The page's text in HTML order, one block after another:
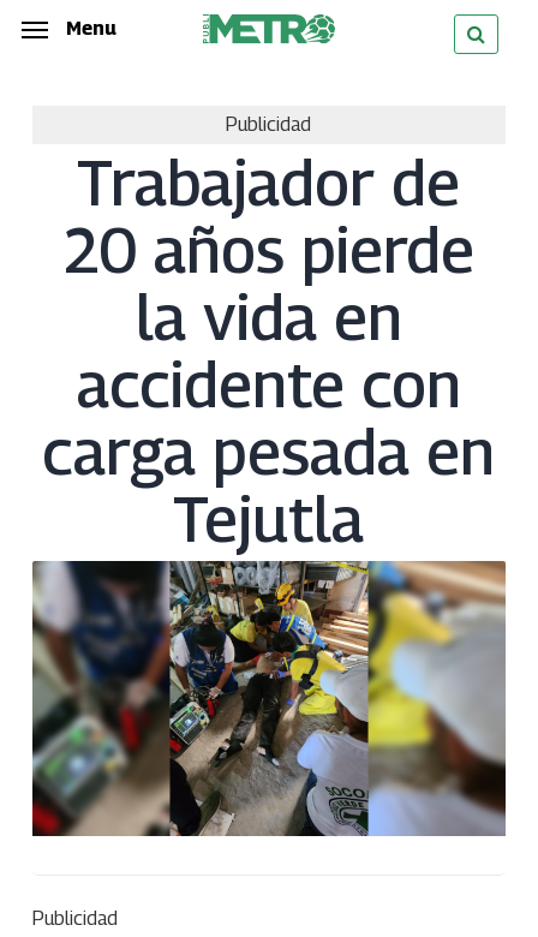
Skip
Menu
Publicidad
Trabajador de
20 años pierde
la vida en
accidente con
carga pesada en
Tejutla
Publicidad
Menu